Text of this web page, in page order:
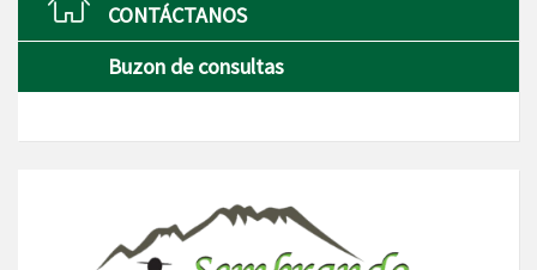
CONTÁCTANOS
Buzon de consultas